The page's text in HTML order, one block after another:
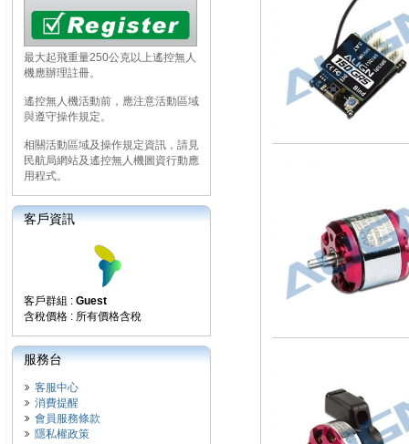
最大起飛重量250公克以上遙控無人
機應辦理註冊。
遙控無人機活動前，應注意活動區域
與遵守操作規定。
相關活動區域及操作規定資訊，請見
民航局網站及遙控無人機圖資行動應
用程式。
客戶資訊
客戶群組 : Guest
含稅價格 : 所有價格含稅
服務台
客服中心
消費提醒
會員服務條款
隱私權政策